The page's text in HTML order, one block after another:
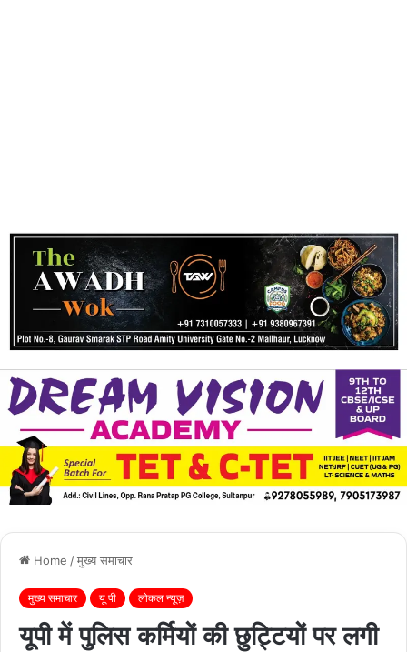
Home /मुख्य समाचार
मुख्य समाचार यू पी लोकल न्यूज़
यूपी में पुलिस कर्मियों की छुट्टियों पर लगी